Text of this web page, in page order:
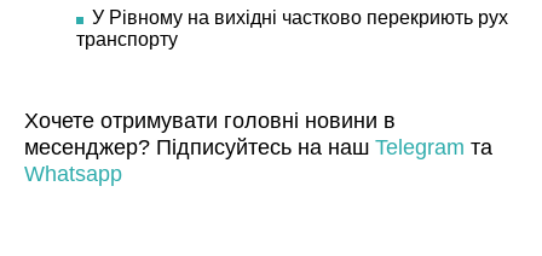
У Рівному на вихідні частково перекриють рух
транспорту
Хочете отримувати головні новини в
месенджер? Підписуйтесь на наш Telegram та
Whatsapp